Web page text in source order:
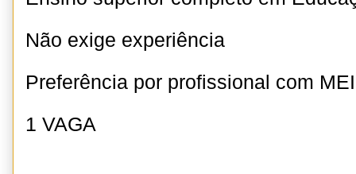
Não exige experiência
Preferência por profissional com MEI
1 VAGA